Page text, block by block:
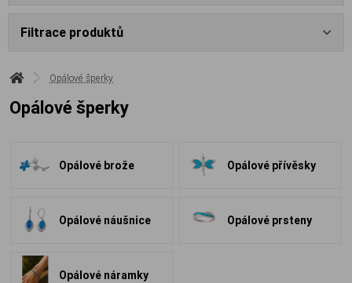
Filtrace produktů
Opálové šperky
Opálové šperky
Opálové brože Opálové přívěsky
Opálové náušnice Opálové prsteny
Opálové náramky